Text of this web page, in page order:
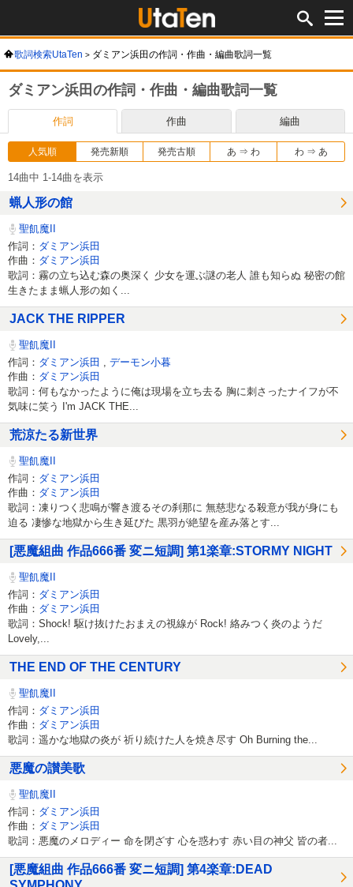
歌詞検索UtaTen ダミアン浜田の作詞・作曲・編曲歌詞一覧
ダミアン浜田の作詞・作曲・編曲歌詞一覧
作詞 作曲 編曲
人気順 発売新順 発売古順 あ ⇒ わ わ ⇒ あ
14曲中 1-14曲を表示
蝋人形の館
聖飢魔II
作詞： ダミアン浜田
作曲： ダミアン浜田
歌詞：霧の立ち込む森の奥深く 少女を運ぶ謎の老人 誰も知らぬ 秘密の館
生きたまま蝋人形の如く...
JACK THE RIPPER
聖飢魔II
作詞： ダミアン浜田
デーモン小暮
作曲： ダミアン浜田
歌詞：何もなかったように俺は現場を立ち去る 胸に刺さったナイフが不
気味に笑う I'm JACK THE...
荒涼たる新世界
聖飢魔II
作詞： ダミアン浜田
作曲： ダミアン浜田
歌詞：凍りつく悲鳴が響き渡るその刹那に 無慈悲なる殺意が我が身にも
迫る 凄惨な地獄から生き延びた 黒羽が絶望を産み落とす...
[悪魔組曲 作品666番 変ニ短調] 第1楽章:STORMY NIGHT
聖飢魔II
作詞： ダミアン浜田
作曲： ダミアン浜田
歌詞：Shock! 駆け抜けたおまえの視線が Rock! 絡みつく炎のようだ
Lovely,...
THE END OF THE CENTURY
聖飢魔II
作詞： ダミアン浜田
作曲： ダミアン浜田
歌詞：遥かな地獄の炎が 祈り続けた人を焼き尽す Oh Burning the...
悪魔の讃美歌
聖飢魔II
作詞： ダミアン浜田
作曲： ダミアン浜田
歌詞：悪魔のメロディー 命を閉ざす 心を惑わす 赤い目の神父 皆の者...
[悪魔組曲 作品666番 変ニ短調] 第4楽章:DEAD